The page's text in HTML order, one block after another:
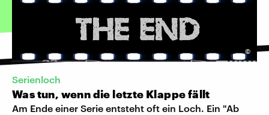
©
Serienloch
Was tun, wenn die letzte Klappe fällt
Am Ende einer Serie entsteht oft ein Loch. Ein "Ab